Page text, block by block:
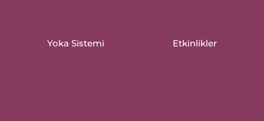
Yoka Sistemi Etkinlikler